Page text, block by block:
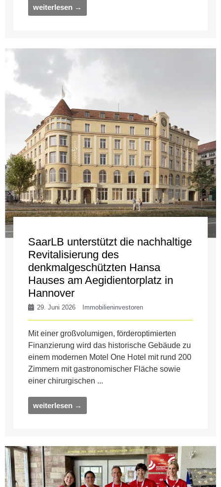
weiterlesen →
SaarLB unterstützt die nachhaltige
Revitalisierung des
denkmalgeschützten Hansa
Hauses am Aegidientorplatz in
Hannover
29. Juni 2026 Immobilieninvestoren
Mit einer großvolumigen, förderoptimierten
Finanzierung wird das historische Gebäude zu
einem modernen Motel One Hotel mit rund 200
Zimmern mit gastronomischer Fläche sowie
einer chirurgischen ...
weiterlesen →